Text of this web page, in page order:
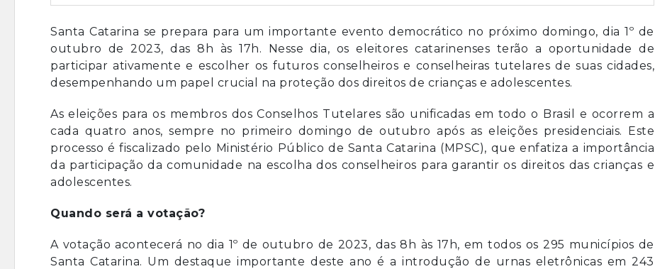
Santa Catarina se prepara para um importante evento democrático no próximo domingo, dia 1º de
outubro de 2023, das 8h às 17h. Nesse dia, os eleitores catarinenses terão a oportunidade de
participar ativamente e escolher os futuros conselheiros e conselheiras tutelares de suas cidades,
desempenhando um papel crucial na proteção dos direitos de crianças e adolescentes.
As eleições para os membros dos Conselhos Tutelares são unificadas em todo o Brasil e ocorrem a
cada quatro anos, sempre no primeiro domingo de outubro após as eleições presidenciais. Este
processo é fiscalizado pelo Ministério Público de Santa Catarina (MPSC), que enfatiza a importância
da participação da comunidade na escolha dos conselheiros para garantir os direitos das crianças e
adolescentes.
Quando será a votação?
A votação acontecerá no dia 1º de outubro de 2023, das 8h às 17h, em todos os 295 municípios de
Santa Catarina. Um destaque importante deste ano é a introdução de urnas eletrônicas em 243